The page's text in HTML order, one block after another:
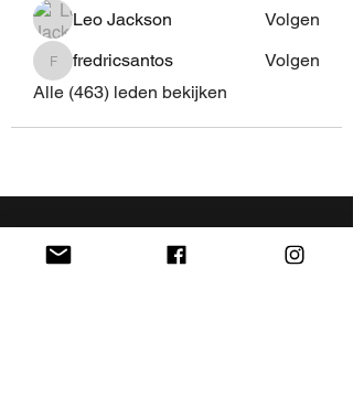
Leo Jackson
Volgen
fredricsantos
fredricsantos
Volgen
Alle (463) leden bekijken